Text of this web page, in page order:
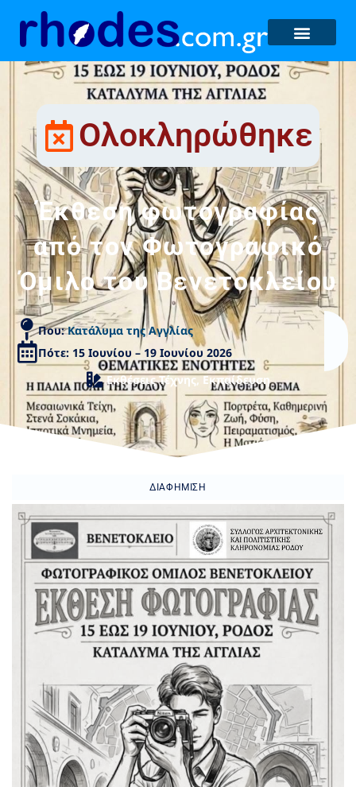
Ολοκληρώθηκε
Έκθεση φωτογραφίας
από τον Φωτογραφικό
Όμιλο του Βενετοκλείου
Που:Κατάλυμα της Αγγλίας
Πότε: 15 Ιουνίου – 19 Ιουνίου 2026
Εκθέσεις Τέχνης,Εκπαίδευση
ΔΙΑΦΉΜΙΣΗ